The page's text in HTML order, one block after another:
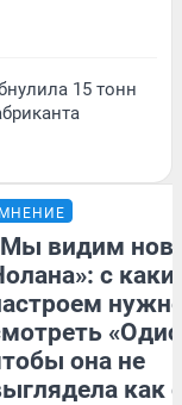
15 тонн
МНЕНИЕ
видим
с
она не
как